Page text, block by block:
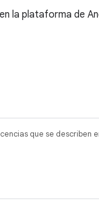
la plataforma de
que se describen